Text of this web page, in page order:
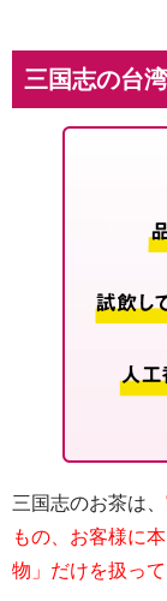
三国志の台
三国志のお茶は、
もの、お客様に
物」だけを扱って